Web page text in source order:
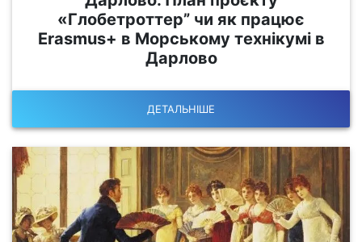
«Глобетроттер” чи як працює
Erasmus+ в Морському технікумі в
Дарлово
ДЕТАЛЬНІШЕ